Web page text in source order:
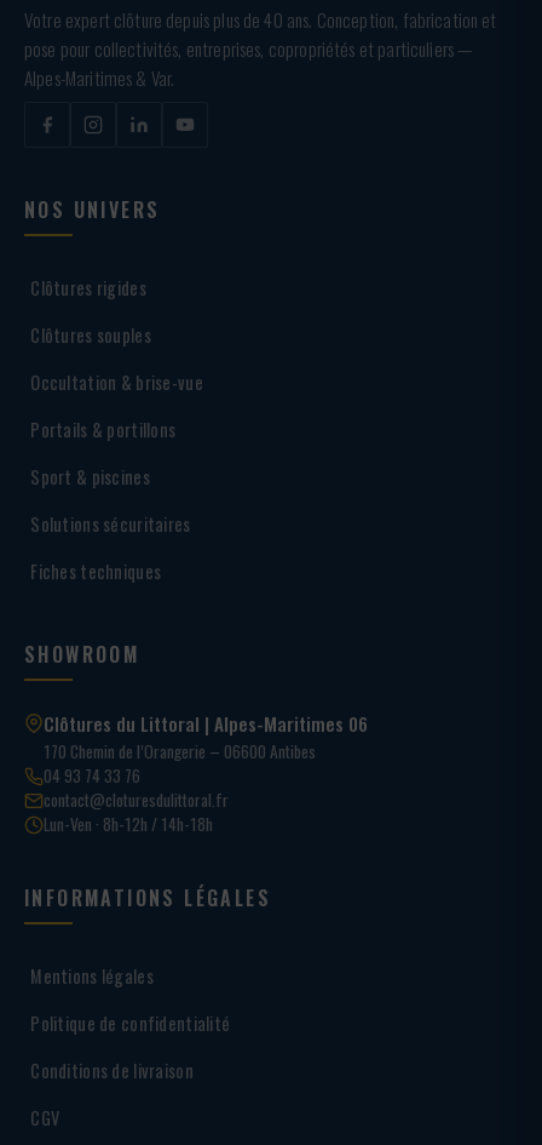
Votre expert clôture depuis plus de 40 ans. Conception, fabrication et
pose pour collectivités, entreprises, copropriétés et particuliers —
Alpes-Maritimes & Var.
NOS UNIVERS
Clôtures rigides
Clôtures souples
Occultation & brise-vue
Portails & portillons
Sport & piscines
Solutions sécuritaires
Fiches techniques
SHOWROOM
Clôtures du Littoral | Alpes-Maritimes 06
170 Chemin de l’Orangerie – 06600 Antibes
04 93 74 33 76
contact@cloturesdulittoral.fr
Lun-Ven · 8h-12h / 14h-18h
INFORMATIONS LÉGALES
Mentions légales
Politique de confidentialité
Conditions de livraison
CGV